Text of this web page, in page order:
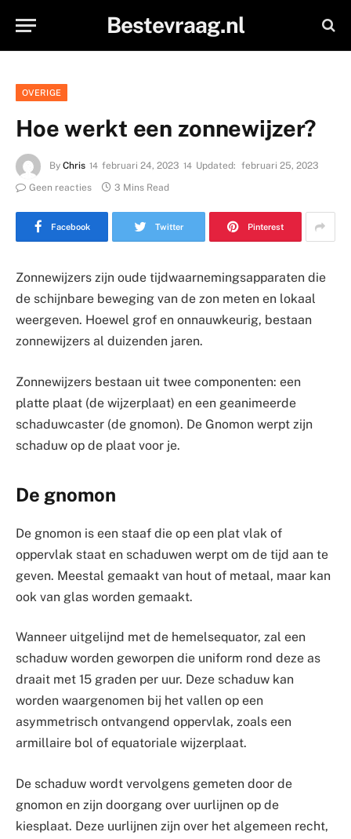
Bestevraag.nl
OVERIGE
Hoe werkt een zonnewijzer?
By Chris februari 24, 2023 Updated: februari 25, 2023
Geen reacties
3 Mins Read
Facebook Twitter Pinterest
Zonnewijzers zijn oude tijdwaarnemingsapparaten die
de schijnbare beweging van de zon meten en lokaal
weergeven. Hoewel grof en onnauwkeurig, bestaan
zonnewijzers al duizenden jaren.
Zonnewijzers bestaan uit twee componenten: een
platte plaat (de wijzerplaat) en een geanimeerde
schaduwcaster (de gnomon). De Gnomon werpt zijn
schaduw op de plaat voor je.
De gnomon
De gnomon is een staaf die op een plat vlak of
oppervlak staat en schaduwen werpt om de tijd aan te
geven. Meestal gemaakt van hout of metaal, maar kan
ook van glas worden gemaakt.
Wanneer uitgelijnd met de hemelsequator, zal een
schaduw worden geworpen die uniform rond deze as
draait met 15 graden per uur. Deze schaduw kan
worden waargenomen bij het vallen op een
asymmetrisch ontvangend oppervlak, zoals een
armillaire bol of equatoriale wijzerplaat.
De schaduw wordt vervolgens gemeten door de
gnomon en zijn doorgang over uurlijnen op de
kiesplaat. Deze uurlijnen zijn over het algemeen recht,